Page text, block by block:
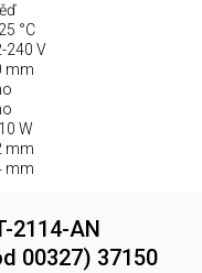
°C
240 V
mm
W
mm
mm
2114-AN
00327) 37150